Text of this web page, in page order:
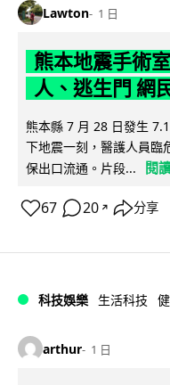
Lawton 1 日
熊本地震手術
人、逃生門 網
熊本縣 7 月 28 日發生
下地震一刻，醫護人員臨
保出口流通。片段...
閱
67 20 ↗ 分享
科技娛樂 生活科技
arthur 1 日